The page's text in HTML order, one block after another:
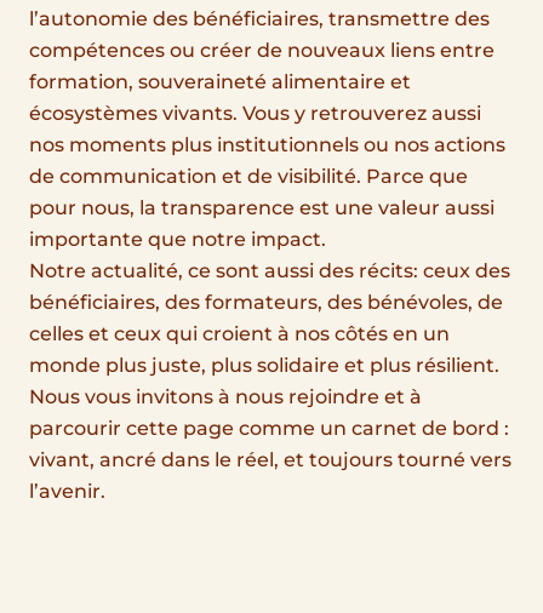
l’autonomie des bénéficiaires, transmettre des
compétences ou créer de nouveaux liens entre
formation, souveraineté alimentaire et
écosystèmes vivants. Vous y retrouverez aussi
nos moments plus institutionnels ou nos actions
de communication et de visibilité. Parce que
pour nous, la transparence est une valeur aussi
importante que notre impact.
Notre actualité, ce sont aussi des récits: ceux des
bénéficiaires, des formateurs, des bénévoles, de
celles et ceux qui croient à nos côtés en un
monde plus juste, plus solidaire et plus résilient.
Nous vous invitons à nous rejoindre et à
parcourir cette page comme un carnet de bord :
vivant, ancré dans le réel, et toujours tourné vers
l’avenir.